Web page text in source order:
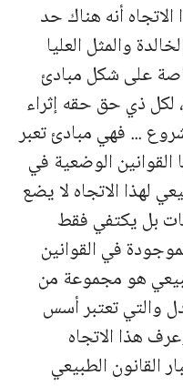
أنه هناك حد
والمثل العليا
على شكل مبادئ
لكل ذي حق حقه إثراء
... فهي مبادئ تعبر
القوانين الوضعية في
لهذا الاتجاه لا يضع
بل يكتفي فقط
في القوانين
هو مجموعة من
والتي تعتبر أسس
هذا الاتجاه
القانون الطبيعي